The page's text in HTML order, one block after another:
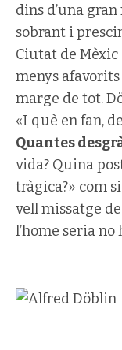
dins d’una
sobrant i
Ciutat de Mèxic
menys
marge de tot.
«I què en fan,
Quantes
vida? Quina
tràgica?» com
vell missatge
l’home seria no